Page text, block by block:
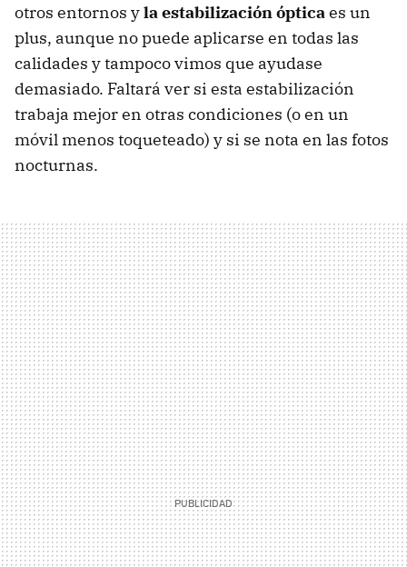
otros entornos yla estabilización ópticaes un
plus, aunque no puede aplicarse en todas las
calidades y tampoco vimos que ayudase
demasiado. Faltará ver si esta estabilización
trabaja mejor en otras condiciones (o en un
móvil menos toqueteado) y si se nota en las fotos
nocturnas.